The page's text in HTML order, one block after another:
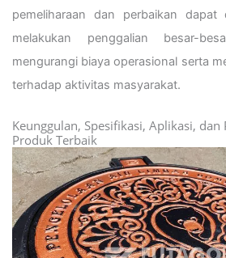
pemeliharaan dan perbaikan dapat
melakukan penggalian besar-
mengurangi biaya operasional serta
terhadap aktivitas masyarakat.
Keunggulan, Spesifikasi, Aplikasi,
Produk Terbaik